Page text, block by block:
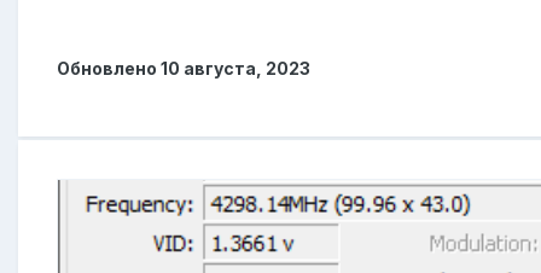
Обновлено10 августа, 2023